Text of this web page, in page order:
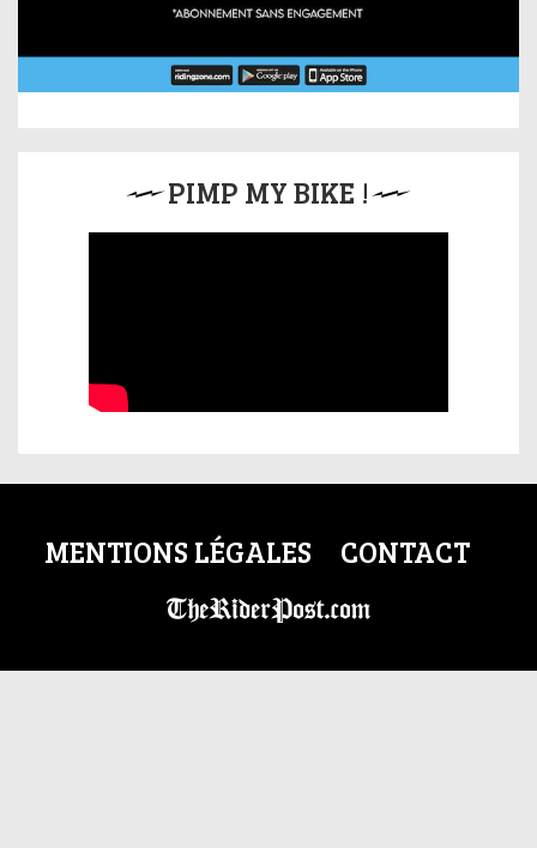
PIMP MY BIKE !
MENTIONS LÉGALES CONTACT